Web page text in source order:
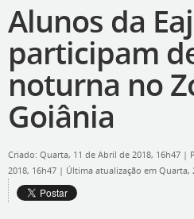
Alunos da
participam
noturna no
Goiânia
Criado: Quarta, 11 de Abril de 2018, 16h47 |
2018, 16h47 | Última atualização em Quarta,